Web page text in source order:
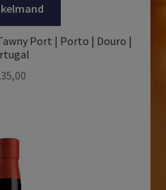
Port | Porto | Douro |